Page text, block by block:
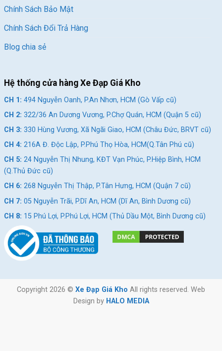
Chính Sách Bảo Mật
Chính Sách Đổi Trả Hàng
Blog chia sẻ
Hệ thống cửa hàng Xe Đạp Giá Kho
CH 1: 494 Nguyễn Oanh, P.An Nhơn, HCM (Gò Vấp cũ)
CH 2: 322/36 An Dương Vương, P.Chợ Quán, HCM (Quận 5 cũ)
CH 3: 330 Hùng Vương, Xã Ngãi Giao, HCM (Châu Đức, BRVT cũ)
CH 4: 216A Đ. Độc Lập, P.Phú Thọ Hòa, HCM(Q.Tân Phú cũ)
CH 5: 24 Nguyễn Thị Nhung, KĐT Vạn Phúc, P.Hiệp Bình, HCM
(Q.Thủ Đức cũ)
CH 6: 268 Nguyễn Thị Thập, P.Tân Hưng, HCM (Quận 7 cũ)
CH 7: 05 Nguyễn Trãi, P.Dĩ An, HCM (Dĩ An, Bình Dương cũ)
CH 8: 15 Phú Lợi, P.Phú Lợi, HCM (Thủ Dầu Một, Bình Dương cũ)
Copyright 2026 © Xe Đạp Giá Kho All rights reserved. Web
Design by HALO MEDIA